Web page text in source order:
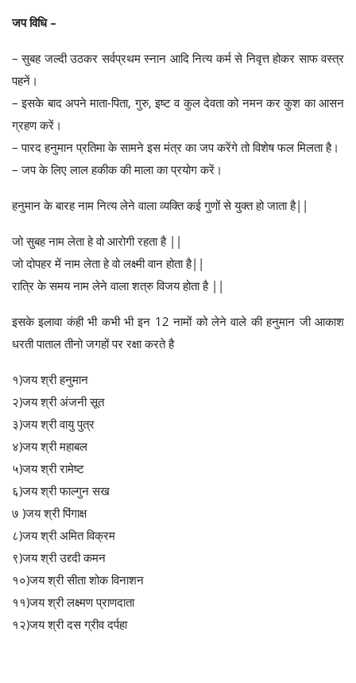
जप विधि –
– सुबह जल्दी उठकर सर्वप्रथम स्नान आदि नित्य कर्म से निवृत्त होकर साफ वस्त्र
पहनें।
– इसके बाद अपने माता-पिता, गुरु, इष्ट व कुल देवता को नमन कर कुश का आसन
ग्रहण करें।
– पारद हनुमान प्रतिमा के सामने इस मंत्र का जप करेंगे तो विशेष फल मिलता है।
– जप के लिए लाल हकीक की माला का प्रयोग करें।
हनुमान के बारह नाम नित्य लेने वाला व्यक्ति कई गुणों से युक्त हो जाता है||
जो सुबह नाम लेता हे वो आरोगी रहता है ||
जो दोपहर में नाम लेता हे वो लक्ष्मी वान होता है||
रात्रि के समय नाम लेने वाला शत्रु विजय होता है ||
इसके इलावा कंही भी कभी भी इन 12 नामों को लेने वाले की हनुमान जी आकाश
धरती पाताल तीनो जगहों पर रक्षा करते है
१)जय श्री हनुमान
२)जय श्री अंजनी सूत
३)जय श्री वायु पुत्र
४)जय श्री महाबल
५)जय श्री रामेष्ट
६)जय श्री फाल्गुन सख
७ )जय श्री पिंगाक्ष
८)जय श्री अमित विक्रम
९)जय श्री उद्द्दी कमन
१०)जय श्री सीता शोक विनाशन
११)जय श्री लक्ष्मण प्राणदाता
१२)जय श्री दस ग्रीव दर्पहा